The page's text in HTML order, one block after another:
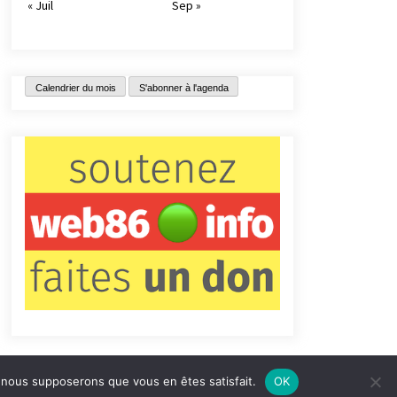
« Juil
Sep »
Calendrier du mois S'abonner à l'agenda
Qui sommes-nous ? Informations légales
supposerons que vous en êtes satisfait. OK